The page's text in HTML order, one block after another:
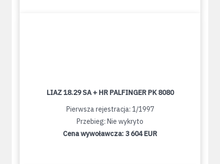
LIAZ 18.29 SA + HR PALFINGER PK 8080
Pierwsza rejestracja: 1/1997
Przebieg: Nie wykryto
Cena wywoławcza: 3 604 EUR